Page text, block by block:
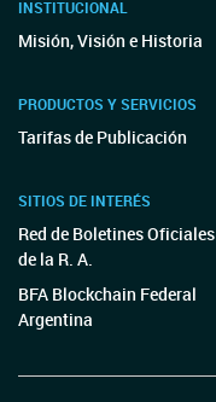
INSTITUCIONAL
Misión, Visión e Historia
PRODUCTOS Y SERVICIOS
Tarifas de Publicación
SITIOS DE INTERÉS
Red de Boletines Oficiales
de la R. A.
BFA Blockchain Federal
Argentina